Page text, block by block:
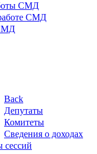
СМД
СМД
Back
Депутаты
Комитеты
Сведения о доходах
сессий